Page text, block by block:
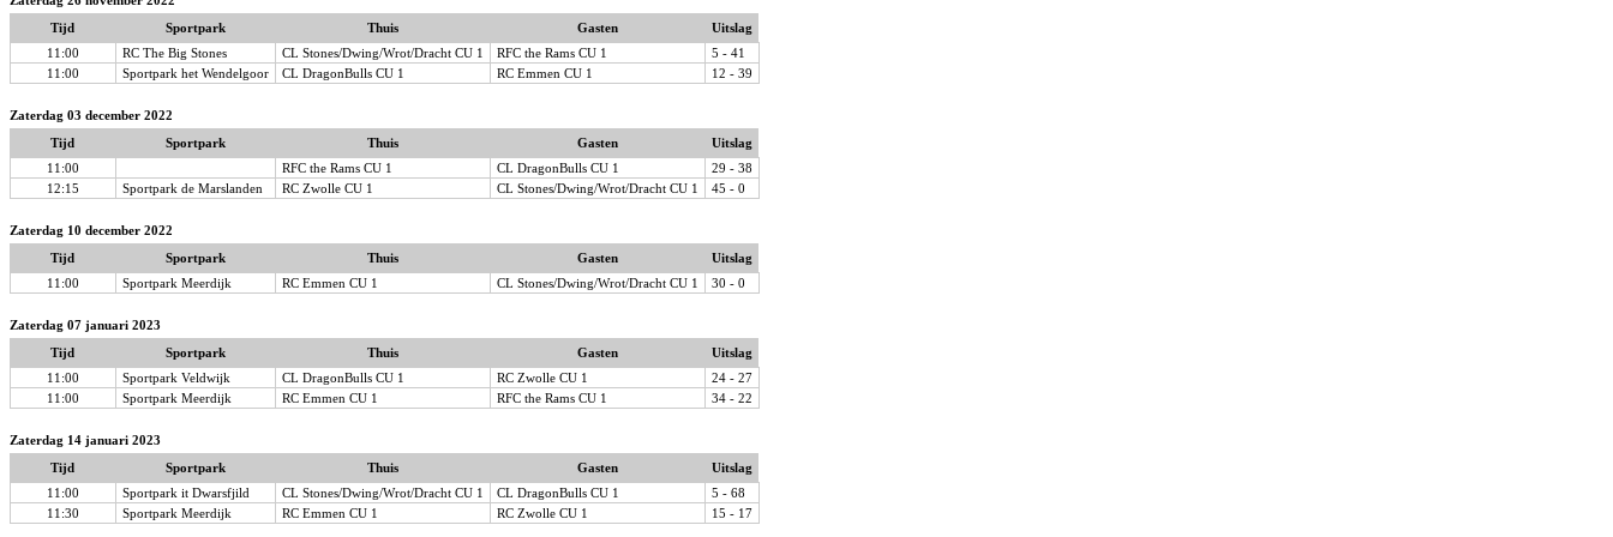
Tijd
Sportpark Thuis Gasten
Uitslag
11:00
RC The Big Stones CL Stones/Dwing/Wrot/Dracht CU 1 RFC the Rams CU 1
5 - 41
11:00
Sportpark het Wendelgoor CL DragonBulls CU 1 RC Emmen CU 1 12 - 39
Zaterdag 03 december 2022
Tijd
Sportpark Thuis Gasten
Uitslag
11:00
RFC the Rams CU 1 CL DragonBulls CU 1
29 - 38
12:15
Sportpark de Marslanden RC Zwolle CU 1 CL Stones/Dwing/Wrot/Dracht CU 1 45 - 0
Zaterdag 10 december 2022
Tijd
Sportpark Thuis Gasten
Uitslag
11:00
Sportpark Meerdijk RC Emmen CU 1 CL Stones/Dwing/Wrot/Dracht CU 1 30 - 0
Zaterdag 07 januari 2023
Tijd
Sportpark Thuis Gasten
Uitslag
11:00
Sportpark Veldwijk CL DragonBulls CU 1 RC Zwolle CU 1
24 - 27
11:00
Sportpark Meerdijk RC Emmen CU 1 RFC the Rams CU 1 34 - 22
Zaterdag 14 januari 2023
Tijd
Sportpark Thuis Gasten
Uitslag
11:00
Sportpark it Dwarsfjild CL Stones/Dwing/Wrot/Dracht CU 1 CL DragonBulls CU 1
5 - 68
11:30
Sportpark Meerdijk RC Emmen CU 1 RC Zwolle CU 1 15 - 17